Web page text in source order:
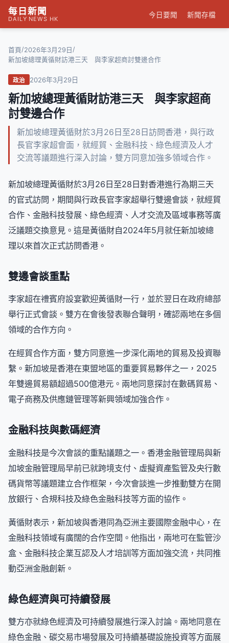
每日新聞
DAILY NEWS HK
今日要聞 新聞存檔
首頁/2026年3月29日 /
新加坡總理黃循財訪港三天 與李家超商討雙邊合作
政治 2026年3月29日
新加坡總理黃循財訪港三天 與李家超商
討雙邊合作
新加坡總理黃循財於3月26日至28日訪問香港，與行政
長官李家超會面，就經貿、金融科技、綠色經濟及人才
交流等議題進行深入討論，雙方同意加強多領域合作。
新加坡總理黃循財於3月26日至28日對香港進行為期三天
的官式訪問，期間與行政長官李家超舉行雙邊會談，就經貿
合作、金融科技發展、綠色經濟、人才交流及區域事務等廣
泛議題交換意見。這是黃循財自2024年5月就任新加坡總
理以來首次正式訪問香港。
雙邊會談重點
李家超在禮賓府設宴歡迎黃循財一行，並於翌日在政府總部
舉行正式會談。雙方在會後發表聯合聲明，確認兩地在多個
領域的合作方向。
在經貿合作方面，雙方同意進一步深化兩地的貿易及投資聯
繫。新加坡是香港在東盟地區的重要貿易夥伴之一，2025
年雙邊貿易額超過500億港元。兩地同意探討在數碼貿易、
電子商務及供應鏈管理等新興領域加強合作。
金融科技與數碼經濟
金融科技是今次會談的重點議題之一。香港金融管理局與新
加坡金融管理局早前已就跨境支付、虛擬資產監管及央行數
碼貨幣等議題建立合作框架，今次會談進一步推動雙方在開
放銀行、合規科技及綠色金融科技等方面的協作。
黃循財表示，新加坡與香港同為亞洲主要國際金融中心，在
金融科技領域有廣闊的合作空間。他指出，兩地可在監管沙
盒、金融科技企業互認及人才培訓等方面加強交流，共同推
動亞洲金融創新。
綠色經濟與可持續發展
雙方亦就綠色經濟及可持續發展進行深入討論。兩地同意在
綠色金融、碳交易市場發展及可持續基礎設施投資等方面展